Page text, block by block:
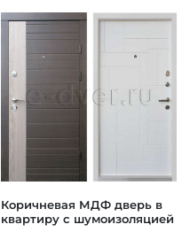
Коричневая МДФ дверь в
квартиру с шумоизоляцией